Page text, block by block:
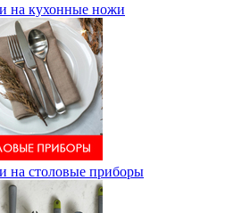
на кухонные ножи
на столовые приборы